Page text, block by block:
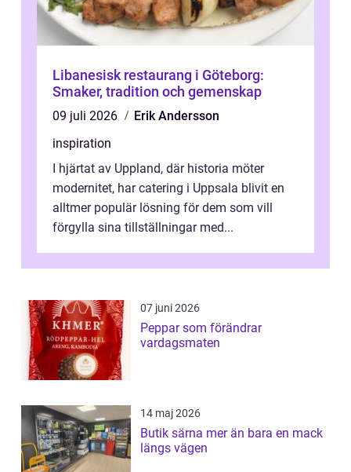
Libanesisk restaurang i Göteborg:
Smaker, tradition och gemenskap
09 juli 2026
Erik Andersson
inspiration
I hjärtat av Uppland, där historia möter
modernitet, har catering i Uppsala blivit en
alltmer populär lösning för dem som vill
förgylla sina tillställningar med...
07 juni 2026
Peppar som förändrar
vardagsmaten
14 maj 2026
Butik särna mer än bara en mack
längs vägen